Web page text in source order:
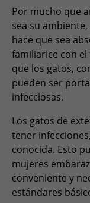
ITALIANO
POLSKI
PORTUGUÊS
简体中文
ČEŠTINA
ESPAÑOL,
EESTI
Por mucho que
sea su
hace que sea
familiarice con el
que los gatos,
pueden ser
infecciosas.
Los gatos de
tener
conocida. Esto
mujeres
conveniente y
estándares